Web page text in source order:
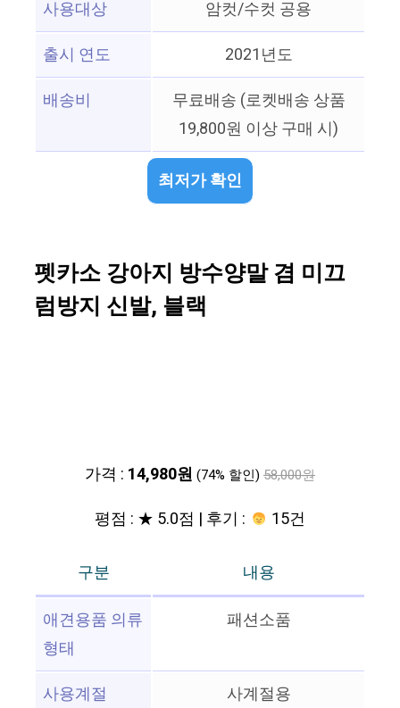
사용대상
암컷/수컷 공용
출시 연도
2021년도
배송비
무료배송 (로켓배송 상품
19,800원 이상 구매 시)
최저가 확인
펫카소 강아지 방수양말 겸 미끄
럼방지 신발, 블랙
가격 : 14,980원 (74% 할인) 58,000원
평점 : ★ 5.0점 | 후기 : 15건
구분
내용
애견용품 의류
형태
패션소품
사용계절
사계절용